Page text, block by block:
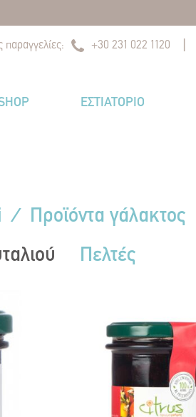
παραγγελίες: +30 231 022 1120 |
ΕΣΤΙΑΤΌΡΙΟ
⁄
Προϊόντα γάλακτος
Πελτές